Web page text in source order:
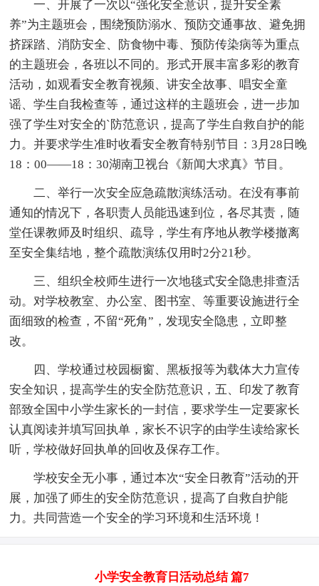
一、开展了一次以“强化安全意识，提升安全素
养”为主题班会，围绕预防溺水、预防交通事故、避免拥
挤踩踏、消防安全、防食物中毒、预防传染病等为重点
的主题班会，各班以不同的。形式开展丰富多彩的教育
活动，如观看安全教育视频、讲安全故事、唱安全童
谣、学生自我检查等，通过这样的主题班会，进一步加
强了学生对安全的`防范意识，提高了学生自救自护的能
力。并要求学生准时收看安全教育特别节目：3月28日晚
18：00——18：30湖南卫视台《新闻大求真》节目。
二、举行一次安全应急疏散演练活动。在没有事前
通知的情况下，各职责人员能迅速到位，各尽其责，随
堂任课教师及时组织、疏导，学生有序地从教学楼撤离
至安全集结地，整个疏散演练仅用时2分21秒。
三、组织全校师生进行一次地毯式安全隐患排查活
动。对学校教室、办公室、图书室、等重要设施进行全
面细致的检查，不留“死角”，发现安全隐患，立即整
改。
四、学校通过校园橱窗、黑板报等为载体大力宣传
安全知识，提高学生的安全防范意识，五、印发了教育
部致全国中小学生家长的一封信，要求学生一定要家长
认真阅读并填写回执单，家长不识字的由学生读给家长
听，学校做好回执单的回收及保存工作。
学校安全无小事，通过本次“安全日教育”活动的开
展，加强了师生的安全防范意识，提高了自救自护能
力。共同营造一个安全的学习环境和生活环境！
小学安全教育日活动总结 篇7